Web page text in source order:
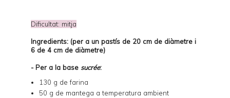
Dificultat: mitja
Ingredients: (per a un pastís de 20 cm de diàmetre i
6 de 4 cm de diàmetre)
- Per a la base sucrée:
130 g de farina
50 g de mantega a temperatura ambient